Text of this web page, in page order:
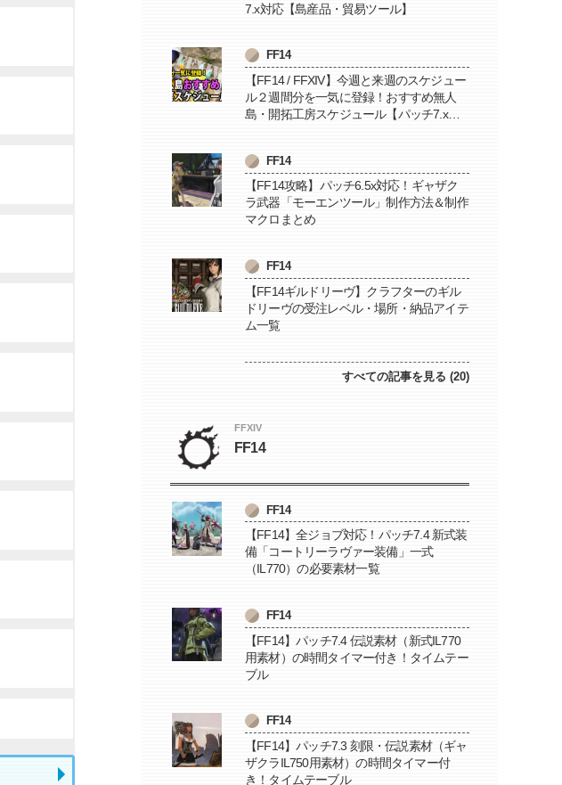
7.x対応【島産品・貿易ツール】
FF14
【FF14 / FFXIV】今週と来週のスケジュー
ル２週間分を一気に登録！おすすめ無人
島・開拓工房スケジュール【パッチ7.x対
FF14
【FF14攻略】パッチ6.5x対応！ギャザク
ラ武器「モーエンツール」制作方法＆制作
マクロまとめ
FF14
【FF14ギルドリーヴ】クラフターのギル
ドリーヴの受注レベル・場所・納品アイテ
ム一覧
すべての記事を見る (20)
FFXIV
FF14
FF14
【FF14】全ジョブ対応！パッチ7.4 新式装
備「コートリーラヴァー装備」一式
（IL770）の必要素材一覧
FF14
【FF14】パッチ7.4 伝説素材（新式IL770
用素材）の時間タイマー付き！タイムテー
ブル
FF14
【FF14】パッチ7.3 刻限・伝説素材（ギャ
ザクラIL750用素材）の時間タイマー付
き！タイムテーブル